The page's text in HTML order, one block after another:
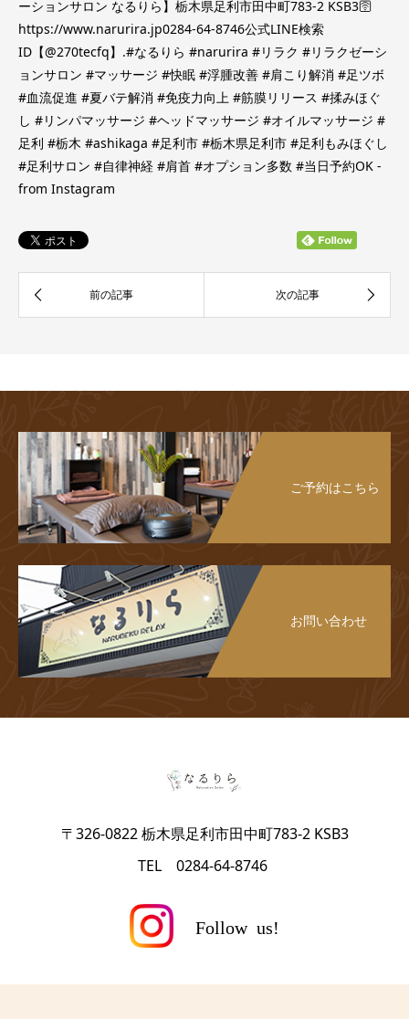
ご予約はこちら
お問い合わせ
〒326-0822 栃木県足利市田中町783-2 KSB3
TEL 0284-64-8746